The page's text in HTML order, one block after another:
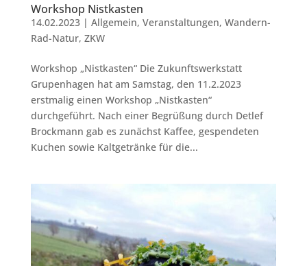
Workshop Nistkasten
14.02.2023| Allgemein, Veranstaltungen, Wandern-
Rad-Natur, ZKW
Workshop „Nistkasten“ Die Zukunftswerkstatt
Grupenhagen hat am Samstag, den 11.2.2023
erstmalig einen Workshop „Nistkasten“
durchgeführt. Nach einer Begrüßung durch Detlef
Brockmann gab es zunächst Kaffee, gespendeten
Kuchen sowie Kaltgetränke für die...